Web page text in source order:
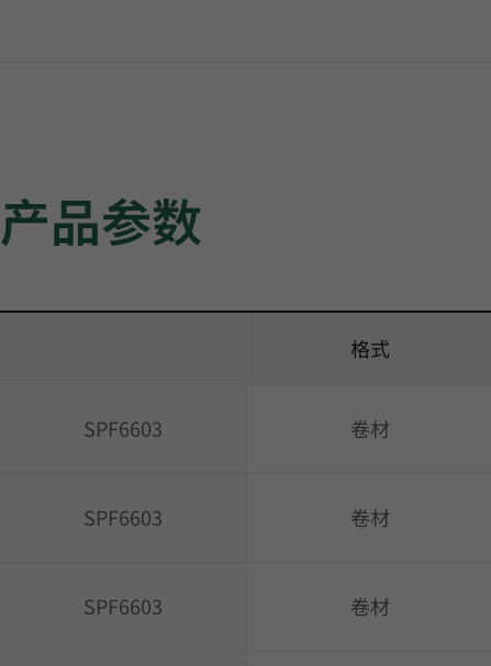
产品参数
格式
SPF6603 卷材
SPF6603 卷材
SPF6603 卷材